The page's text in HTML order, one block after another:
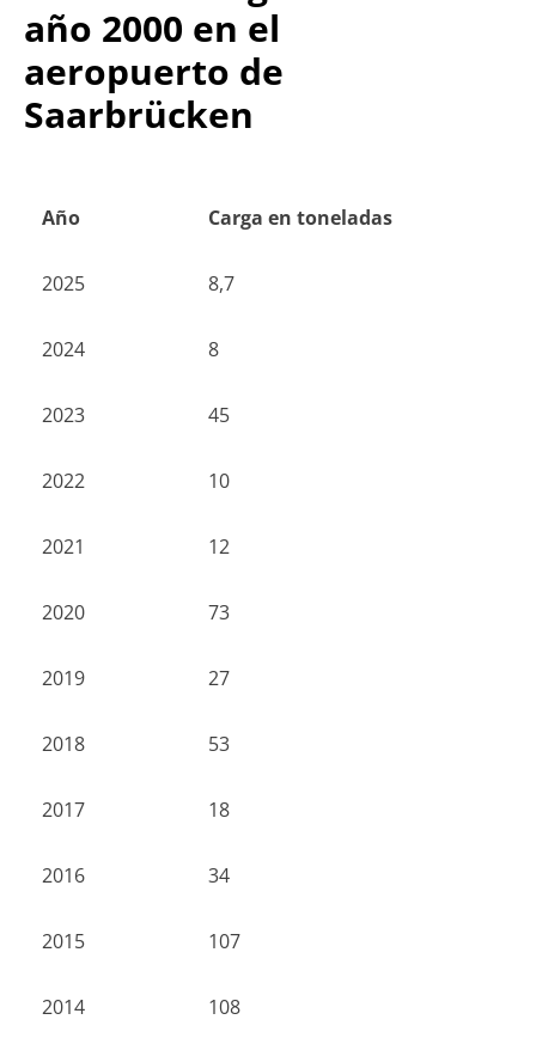
año 2000 en el
aeropuerto de
Saarbrücken
Año Carga en toneladas
2025 8,7
2024 8
2023 45
2022 10
2021 12
2020 73
2019 27
2018 53
2017 18
2016 34
2015 107
2014 108